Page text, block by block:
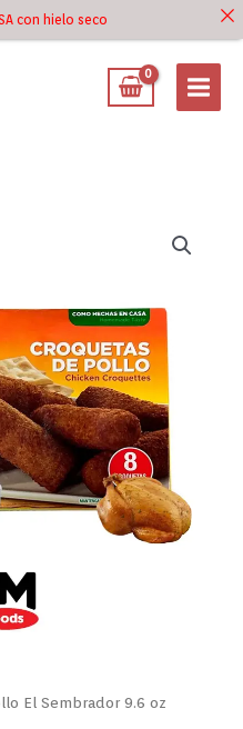
con hielo seco
El Sembrador 9.6 oz